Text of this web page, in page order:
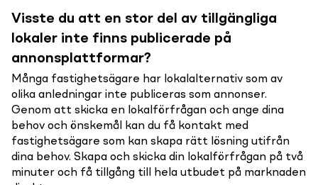
Visste du att en stor del av tillgängliga
lokaler inte finns publicerade på
annonsplattformar?
Många fastighetsägare har lokalalternativ som av
olika anledningar inte publiceras som annonser.
Genom att skicka en lokalförfrågan och ange dina
behov och önskemål kan du få kontakt med
fastighetsägare som kan skapa rätt lösning utifrån
dina behov. Skapa och skicka din lokalförfrågan på två
minuter och få tillgång till hela utbudet på marknaden